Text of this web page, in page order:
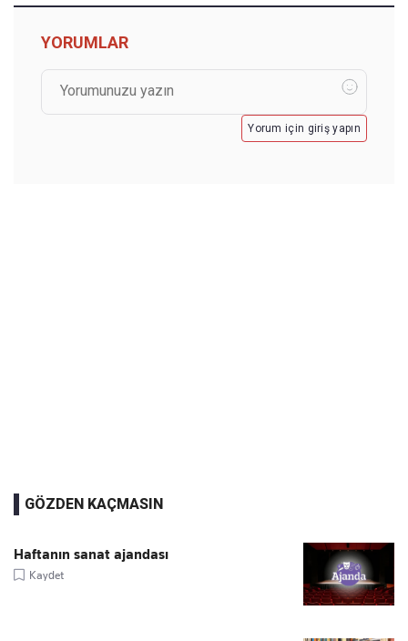
YORUMLAR
Yorum için giriş yapın
GÖZDEN KAÇMASIN
Haftanın sanat ajandası
Kaydet